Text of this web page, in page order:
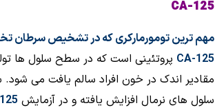
CA-125
مهم ترین تومورمارکری که در تشخیص سرطان
CA-125 پروتئینی است که در سطح سلول ها
مقادیر اندک در خون افراد سالم یافت می
سلول های نرمال افزایش یافته و در آزمایش